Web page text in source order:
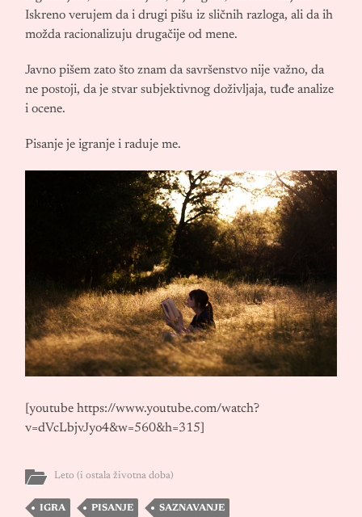
Iskreno verujem da i drugi pišu iz sličnih razloga, ali da ih
možda racionalizuju drugačije od mene.
Javno pišem zato što znam da savršenstvo nije važno, da
ne postoji, da je stvar subjektivnog doživljaja, tuđe analize
i ocene.
Pisanje je igranje i raduje me.
[youtube https://www.youtube.com/watch?
v=dVcLbjvJyo4&w=560&h=315]
Leto (i ostala životna doba)
IGRA PISANJE SAZNAVANJE